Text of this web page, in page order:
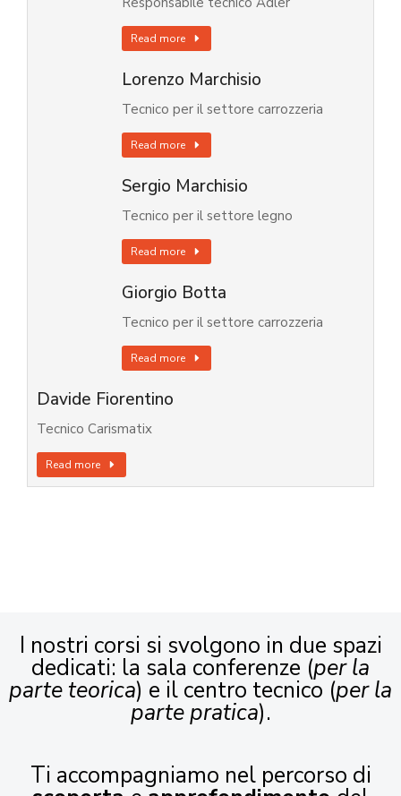
Read more
Lorenzo Marchisio
Tecnico per il settore carrozzeria
Read more
Sergio Marchisio
Tecnico per il settore legno
Read more
Giorgio Botta
Tecnico per il settore carrozzeria
Read more
Davide Fiorentino
Tecnico Carismatix
Read more
I nostri corsi si svolgono in due spazi
dedicati: la sala conferenze (per la
parte teorica) e il centro tecnico (per la
parte pratica).
Ti accompagniamo nel percorso di